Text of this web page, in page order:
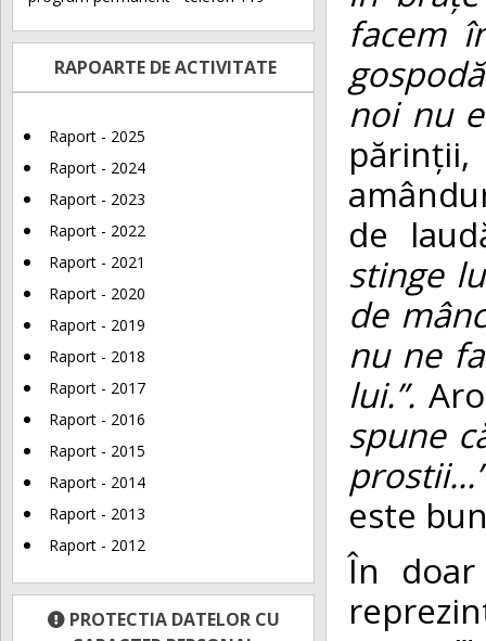
RAPOARTE DE ACTIVITATE
Raport - 2025
Raport - 2024
Raport - 2023
Raport - 2022
Raport - 2021
Raport - 2020
Raport - 2019
Raport - 2018
Raport - 2017
Raport - 2016
Raport - 2015
Raport - 2014
Raport - 2013
Raport - 2012
PROTECTIA DATELOR CU
facem
noi nu
de
stinge
de
nu ne
lui.”.
spune
este
În